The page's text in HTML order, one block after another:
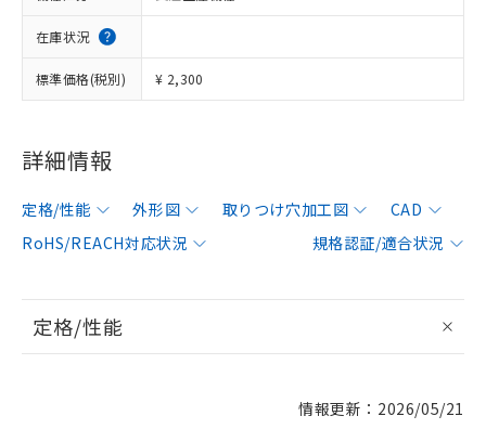
在庫状況
標準価格(税別) ¥ 2,300
詳細情報
定格/性能 外形図 取りつけ穴加工図
CAD
RoHS/REACH対応状況
規格認証/適合状況
定格/性能
情報更新：2026/05/21